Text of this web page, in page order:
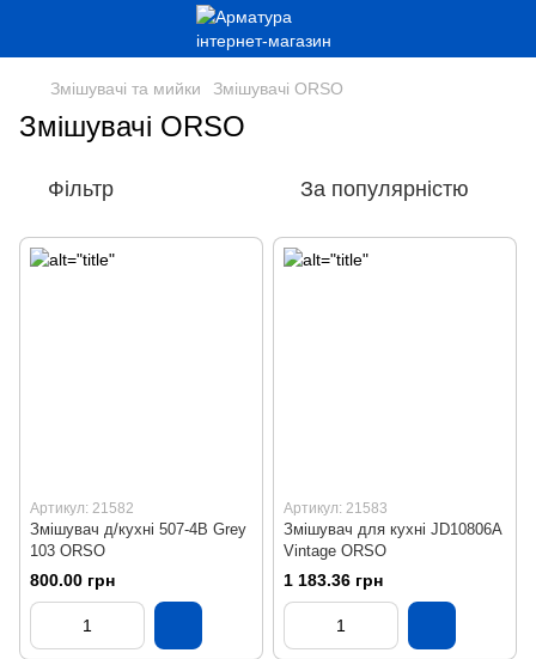
Змішувачі та мийки Змішувачі ORSO
Змішувачі ORSO
Фільтр За популярністю
Артикул: 21582
Змішувач д/кухні 507-4В Grey
103 ORSO
800.00 грн
Артикул: 21583
Змішувач для кухні JD10806A
Vintage ORSO
1 183.36 грн